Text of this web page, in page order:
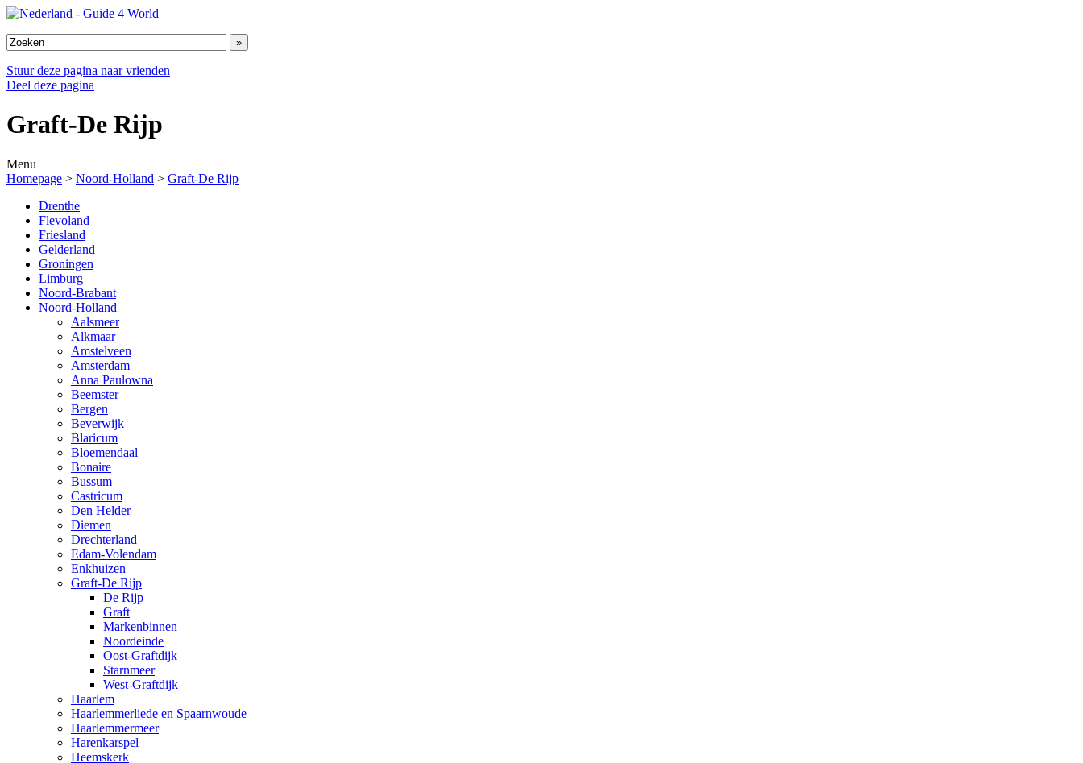
Stuur deze pagina naar vrienden
Deel deze pagina
Graft-De Rijp
Menu
Homepage > Noord-Holland > Graft-De Rijp
Drenthe
Flevoland
Friesland
Gelderland
Groningen
Limburg
Noord-Brabant
Noord-Holland
Aalsmeer
Alkmaar
Amstelveen
Amsterdam
Anna Paulowna
Beemster
Bergen
Beverwijk
Blaricum
Bloemendaal
Bonaire
Bussum
Castricum
Den Helder
Diemen
Drechterland
Edam-Volendam
Enkhuizen
Graft-De Rijp
De Rijp
Graft
Markenbinnen
Noordeinde
Oost-Graftdijk
Starnmeer
West-Graftdijk
Haarlem
Haarlemmerliede en Spaarnwoude
Haarlemmermeer
Harenkarspel
Heemskerk